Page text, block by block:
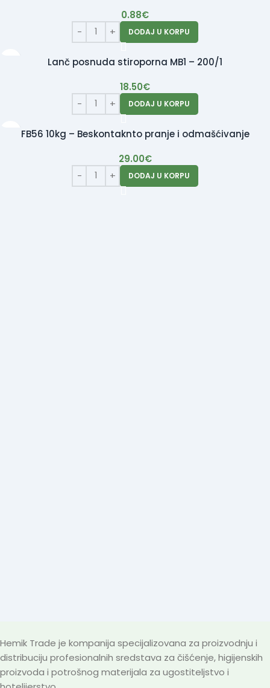
0.88€
DODAJ U KORPU
Lanč posnuda stiroporna MB1 – 200/1
18.50€
DODAJ U KORPU
FB56 10kg – Beskontaknto pranje i odmašćivanje
29.00€
DODAJ U KORPU
Hemik Trade je kompanija specijalizovana za proizvodnju i
distribuciju profesionalnih sredstava za čišćenje, higijenskih
proizvoda i potrošnog materijala za ugostiteljstvo i